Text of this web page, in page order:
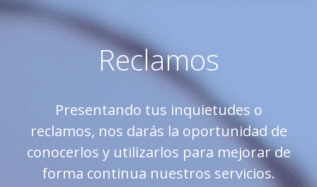
Reclamos
Presentando tus inquietudes o
reclamos, nos darás la oportunidad de
conocerlos y utilizarlos para mejorar de
forma continua nuestros servicios.